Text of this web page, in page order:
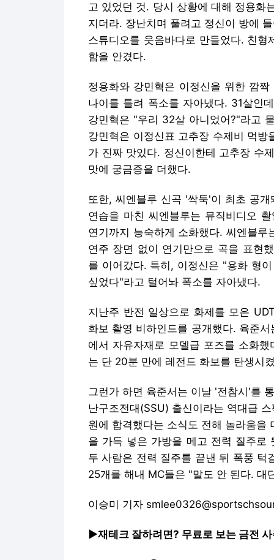
고 있었던 것. 당시 상황에 대해 정용화
지더라. 장난치며 풀려고 정신이 방에
스튜디오를 웃음바다로 만들었다. 친
함을 안겼다.
정용화와 강민혁은 이정신을 위한 깜
나이를 틀려 폭소를 자아냈다. 31살인
강민혁은 "우리 32살 아니었어?"라고
강민혁은 이정신표 고추장 수제비 먹
가 진짜 맛있다. 정신이한테 고추장 수
맛에 궁금증을 더했다.
또한, 씨엔블루 신곡 '싹둑'이 최초 공
연습을 마친 씨엔블루는 뮤직비디오
연기까지 능숙하게 소화했다. 씨엔블
연주 장면 없이 연기만으로 곡을 표현
를 이어갔다. 특히, 이정신은 "용화 형
싶었다"라고 털어놔 폭소를 자아냈다.
지난주 반전 일상으로 화제를 모은
화보 촬영 비하인드를 공개했다. 육준
에서 자유자재로 모델급 포즈를 소화
는 단 20분 만에 레전드 화보를 탄생시
그런가 하면 육준서는 이날 '전참시'를
난구조전대(SSU) 출신이라는 역대급
원에 합격했다는 소식도 전해 놀라움을
을 가득 넣은 가방을 메고 전력 질주로
두 사람은 전력 질주를 끝낸 뒤 폭풍
25개를 해내 MC들은 "말도 안 된다. 대
이승미 기자
▶재테크 잘하려면? 무료로 보는 금전